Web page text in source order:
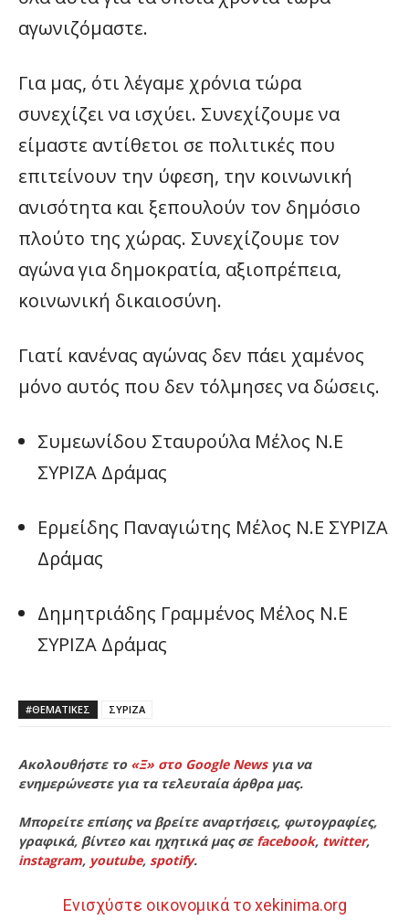
αγωνιζόμαστε.
Για μας, ότι λέγαμε χρόνια τώρα
συνεχίζει να ισχύει. Συνεχίζουμε να
είμαστε αντίθετοι σε πολιτικές που
επιτείνουν την ύφεση, την κοινωνική
ανισότητα και ξεπουλούν τον δημόσιο
πλούτο της χώρας. Συνεχίζουμε τον
αγώνα για δημοκρατία, αξιοπρέπεια,
κοινωνική δικαιοσύνη.
Γιατί κανένας αγώνας δεν πάει χαμένος
μόνο αυτός που δεν τόλμησες να δώσεις.
Συμεωνίδου Σταυρούλα Μέλος Ν.Ε
ΣΥΡΙΖΑ Δράμας
Ερμείδης Παναγιώτης Μέλος Ν.Ε ΣΥΡΙΖΑ
Δράμας
Δημητριάδης Γραμμένος Μέλος Ν.Ε
ΣΥΡΙΖΑ Δράμας
#ΘΕΜΑΤΙΚΈΣ ΣΥΡΙΖΑ
Ακολουθήστε το «Ξ» στο Google Newsγια να
ενημερώνεστε για τα τελευταία άρθρα μας.
Μπορείτε επίσης να βρείτε αναρτήσεις, φωτογραφίες,
γραφικά, βίντεο και ηχητικά μας σε facebook, twitter,
instagram, youtube, spotify.
Ενισχύστε οικονομικά το xekinima.org